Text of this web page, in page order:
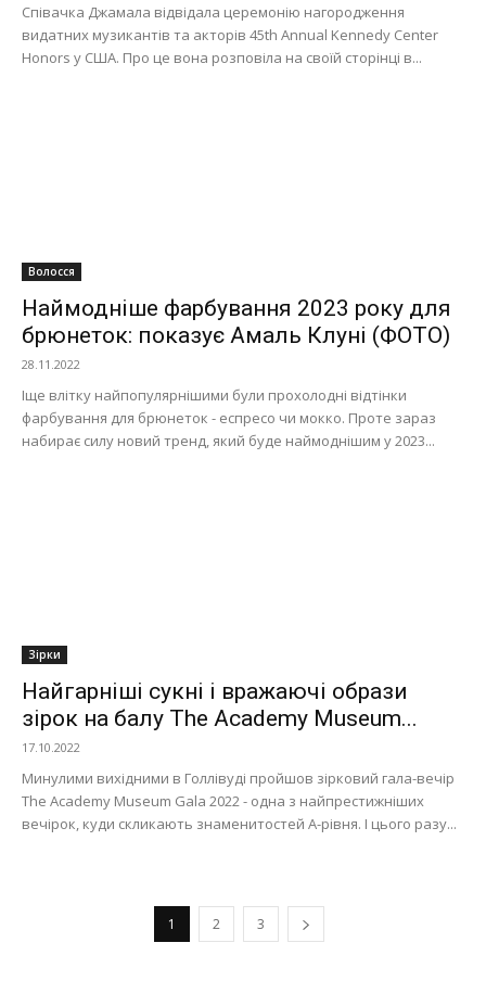
Співачка Джамала відвідала церемонію нагородження
видатних музикантів та акторів 45th Annual Kennedy Center
Honors у США. Про це вона розповіла на своїй сторінці в...
Волосся
Наймодніше фарбування 2023 року для
брюнеток: показує Амаль Клуні (ФОТО)
28.11.2022
Іще влітку найпопулярнішими були прохолодні відтінки
фарбування для брюнеток - еспресо чи мокко. Проте зараз
набирає силу новий тренд, який буде наймоднішим у 2023...
Зірки
Найгарніші сукні і вражаючі образи
зірок на балу The Academy Museum...
17.10.2022
Минулими вихідними в Голлівуді пройшов зірковий гала-вечір
The Academy Museum Gala 2022 - одна з найпрестижніших
вечірок, куди скликають знаменитостей А-рівня. І цього разу...
1 2 3